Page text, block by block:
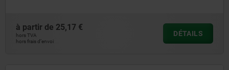
à partir de 25,17 €
hors TVA
hors frais d’envoi
DÉTAILS